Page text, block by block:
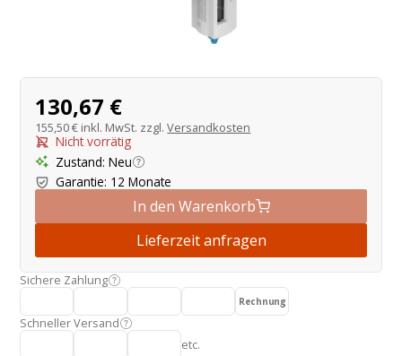
Produktangebot
130,67 €
155,50 € inkl. MwSt. zzgl.Versandkosten
Nicht vorrätig
Zustand: Neu
Garantie: 12 Monate
In den Warenkorb
Lieferzeit anfragen
Sichere Zahlung
Rechnung
Schneller Versand
etc.